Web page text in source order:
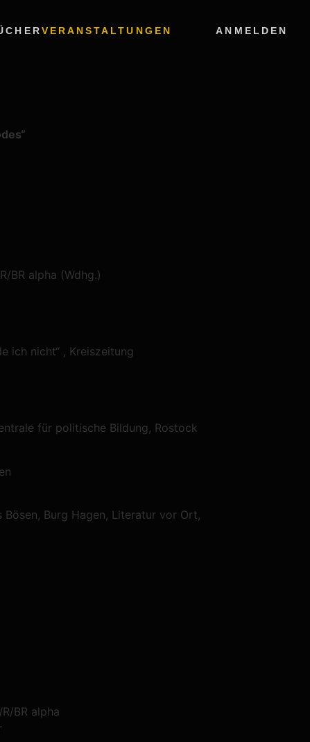
VERANSTALTUNGEN ANMELDEN
BR alpha (Wdhg.)
ich nicht“ , Kreiszeitung
für politische Bildung, Rostock
Burg Hagen, Literatur vor Ort,
BR alpha